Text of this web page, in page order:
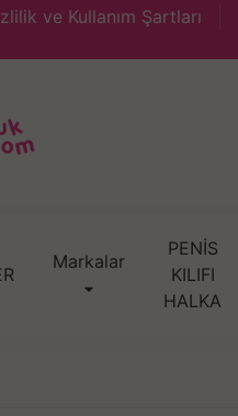
ve Kullanım Şartları
Markalar
PENİS
KILIFI
HALKA